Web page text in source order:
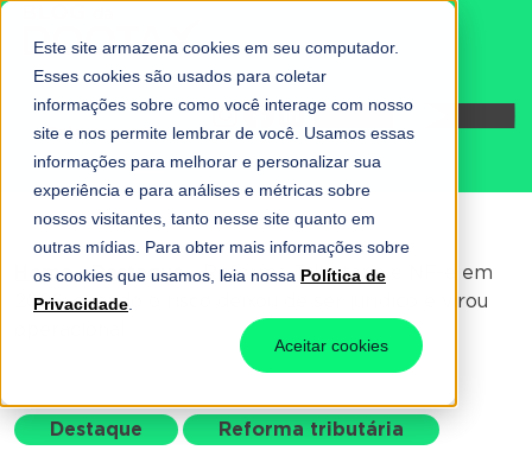
Este site armazena cookies em seu computador.
Esses cookies são usados para coletar
informações sobre como você interage com nosso
site e nos permite lembrar de você. Usamos essas
informações para melhorar e personalizar sua
experiência e para análises e métricas sobre
nossos visitantes, tanto nesse site quanto em
outras mídias. Para obter mais informações sobre
os cookies que usamos, leia nossa Política de
Privacidade
Aceitar cookies
Fale conosco
Home-Destaque-Reforma Tributária e NF-e em
2026: quando o risco deixou de ser jurídico e virou
Destaque Reforma tributária